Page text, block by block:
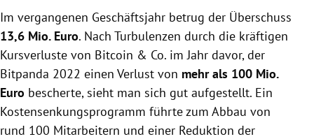
Im vergangenen Geschäftsjahr betrug der Überschuss
13,6 Mio. Euro. Nach Turbulenzen durch die kräftigen
Kursverluste von Bitcoin & Co. im Jahr davor, der
Bitpanda 2022 einen Verlust von mehr als 100 Mio.
Euro bescherte, sieht man sich gut aufgestellt. Ein
Kostensenkungsprogramm führte zum Abbau von
rund 100 Mitarbeitern und einer Reduktion der